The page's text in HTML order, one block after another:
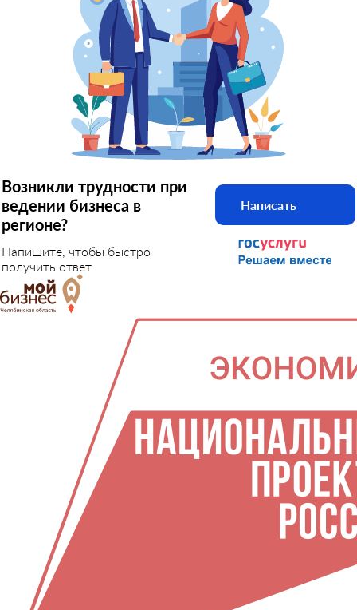
Возникли трудности при
ведении бизнеса в
регионе?
Напишите, чтобы быстро
получить ответ
Написать